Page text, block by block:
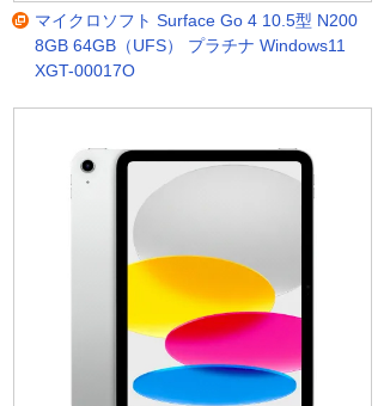
マイクロソフト Surface Go 4 10.5型 N200
8GB 64GB（UFS） プラチナ Windows11
XGT-00017O